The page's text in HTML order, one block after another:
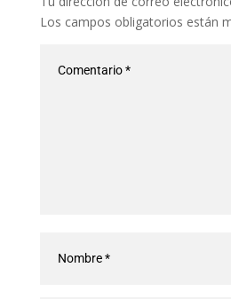
Los campos obligatorios están